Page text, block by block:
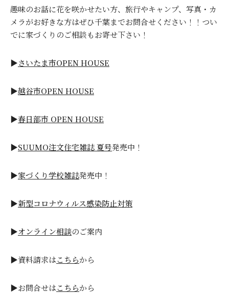
趣味のお話に花を咲かせたい方、旅行やキャンプ、写真・カ
メラがお好きな方はぜひ千葉までお問合せください！！つい
でに家づくりのご相談もお寄せ下さい！
▶さいたま市OPEN HOUSE
▶越谷市OPEN HOUSE
▶春日部市 OPEN HOUSE
▶SUUMO注文住宅雑誌 夏号発売中！
▶家づくり学校雑誌発売中！
▶新型コロナウィルス感染防止対策
▶オンライン相談のご案内
▶資料請求はこちらから
▶お問合せはこちらから